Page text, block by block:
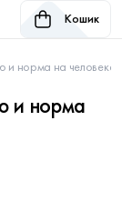
Кошик
и норма на человека
и норма